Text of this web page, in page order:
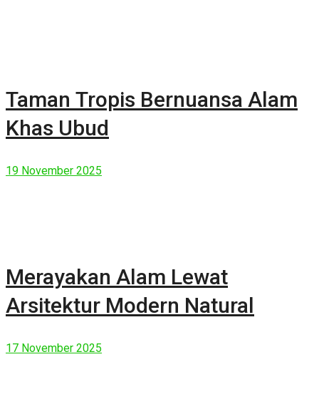
Taman Tropis Bernuansa Alam
Khas Ubud
19 November 2025
Merayakan Alam Lewat
Arsitektur Modern Natural
17 November 2025